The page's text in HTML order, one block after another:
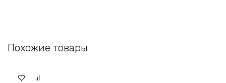
Похожие товары